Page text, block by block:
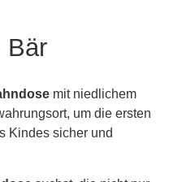
Bär
mit niedlichem
um die ersten
Kindes sicher und